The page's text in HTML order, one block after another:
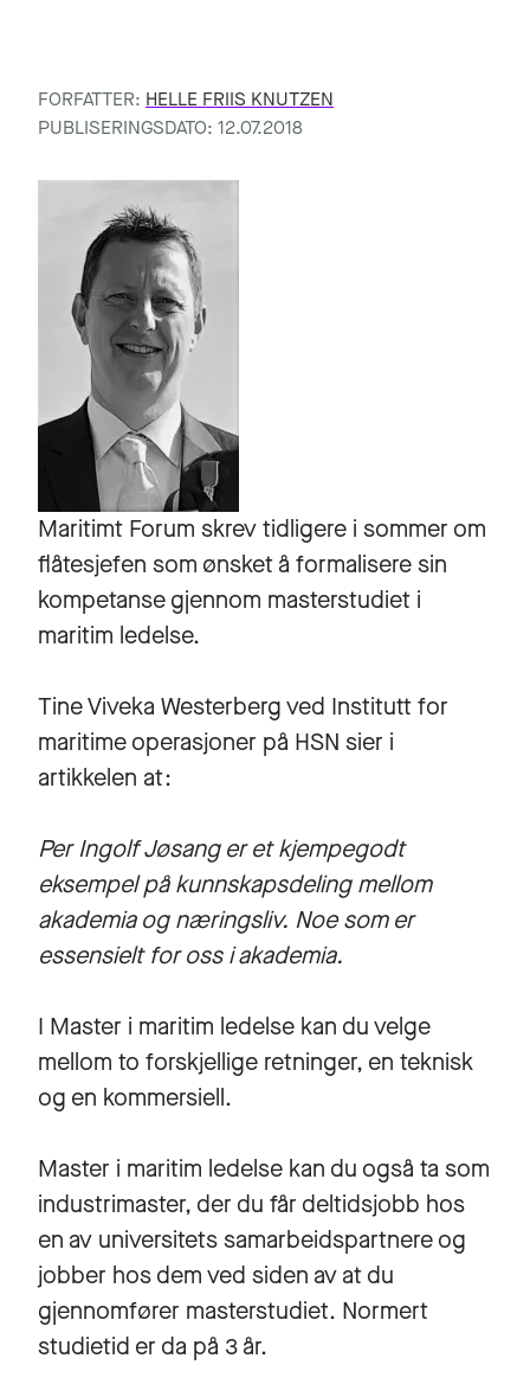
FORFATTER: HELLE FRIIS KNUTZEN
PUBLISERINGSDATO: 12.07.2018
Maritimt Forum skrev tidligere i sommer om
flåtesjefen som ønsket å formalisere sin
kompetanse gjennom masterstudiet i
maritim ledelse.
Tine Viveka Westerberg ved Institutt for
maritime operasjoner på HSN sier i
artikkelen at:
Per Ingolf Jøsang er et kjempegodt
eksempel på kunnskapsdeling mellom
akademia og næringsliv. Noe som er
essensielt for oss i akademia.
I Master i maritim ledelse kan du velge
mellom to forskjellige retninger, en teknisk
og en kommersiell.
Master i maritim ledelse kan du også ta som
industrimaster, der du får deltidsjobb hos
en av universitets samarbeidspartnere og
jobber hos dem ved siden av at du
gjennomfører masterstudiet. Normert
studietid er da på 3 år.